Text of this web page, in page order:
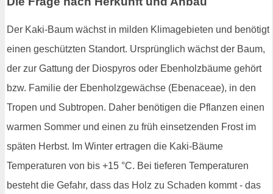
Der Kaki-Baum wächst in milden Klimagebieten und benötigt
einen geschützten Standort. Ursprünglich wächst der Baum,
der zur Gattung der Diospyros oder Ebenholzbäume gehört
bzw. Familie der Ebenholzgewächse (Ebenaceae), in den
Tropen und Subtropen. Daher benötigen die Pflanzen einen
warmen Sommer und einen zu früh einsetzenden Frost im
späten Herbst. Im Winter ertragen die Kaki-Bäume
Temperaturen von bis +15 °C. Bei tieferen Temperaturen
besteht die Gefahr, dass das Holz zu Schaden kommt - das